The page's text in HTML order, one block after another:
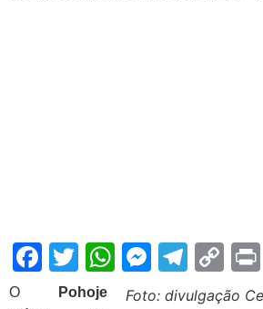
Facebook
Twitter
WhatsApp
Foto: divulgação
O
Pohoje